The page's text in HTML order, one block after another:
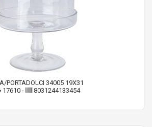
PORTADOLCI 34005 19X31
17610 - 8031244133454